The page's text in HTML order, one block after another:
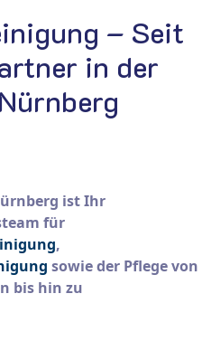
– Seit
in der
ist Ihr
für
,
sowie der Pflege von
bis hin zu